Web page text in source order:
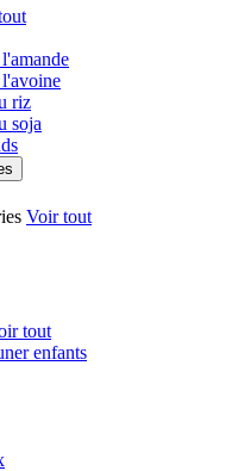
riz
soja
Voir tout
tout
enfants